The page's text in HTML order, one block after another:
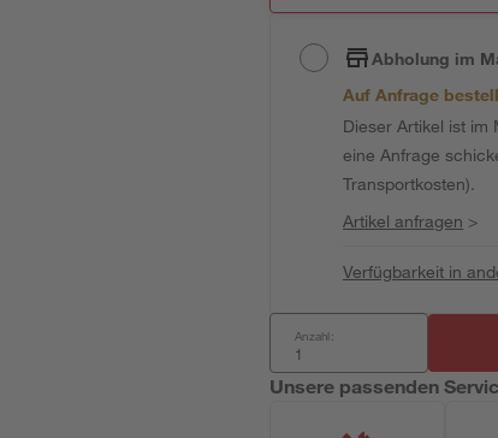
Abholung im
Auf Anfrage
Dieser Artikel ist im
eine Anfrage
Transportkosten).
Artikel anfragen >
Verfügbarkeit in
Anzahl:
Unsere passenden